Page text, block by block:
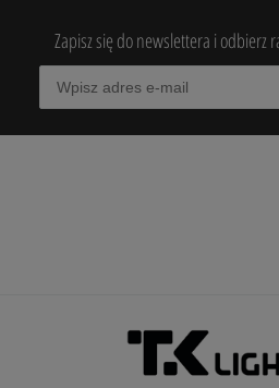
Zapisz się do newslettera i odbierz